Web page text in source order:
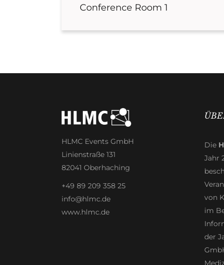
Conference Room 1
HLMC Events GmbH
Linienstraße 131
82041 Oberhaching
+49 89 209 358 25
info@hlmc.de
www.hlmc.de
Die
Jahr
von
im
der